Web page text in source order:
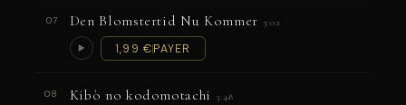
07 Den Blomstertid Nu Kommer 3:02
1,99 €PAYER
08 Kibò no kodomotachi 3:48